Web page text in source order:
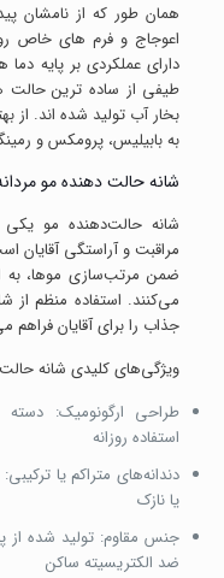
همان طور که از نامشان
اعوجاج و فرم های خاص
دارای عملکردی بر پایه
طیفی از ساده ترین حالت
بخار آب تولید شده اند. از
به بابیلیس، پرومکس و
شانه حالت دهنده مو
شانه حالت‌دهنده مو یکی
مراقبت و آراستگی آقایان
ضمن مرتب‌سازی موها، به
می‌کنند. استفاده منظم
جذاب را برای آقایان فراهم
ویژگی‌های کلیدی شانه
طراحی ارگونومیک:
استفاده روزانه
دندانه‌های متراکم یا
یا نازک
جنس مقاوم: تولید شده از
ضد الکتریسیته ساکن